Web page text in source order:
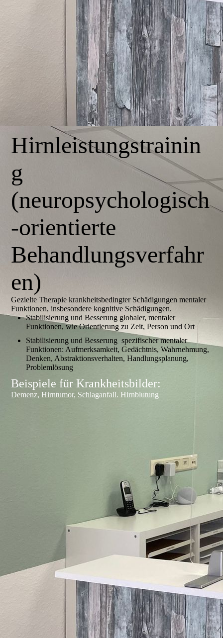
Hirnleistungstrainin
g
(neuropsychologisch
-orientierte
Behandlungsverfahr
en)
Gezielte Therapie krankheitsbedingter Schädigungen mentaler
Funktionen, insbesondere kognitive Schädigungen.
Stabilisierung und Besserung globaler, mentaler
Funktionen, wie Orientierung zu Zeit, Person und Ort
Stabilisierung und Besserung spezifischer mentaler
Funktionen: Aufmerksamkeit, Gedächtnis, Wahrnehmung,
Denken, Abstraktionsverhalten, Handlungsplanung,
Problemlösung
Beispiele für Krankheitsbilder:
Demenz, Hirntumor, Schlaganfall. Hirnblutung